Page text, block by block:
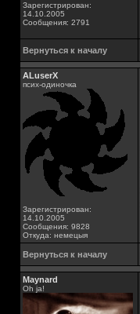
Зарегистрирован:
14.10.2005
Сообщения: 2791
Вернуться к началу
ALuserX
псих-одиночка
Зарегистрирован:
14.10.2005
Сообщения: 9828
Откуда: немецыя
Вернуться к началу
Maynard
Oh ja!